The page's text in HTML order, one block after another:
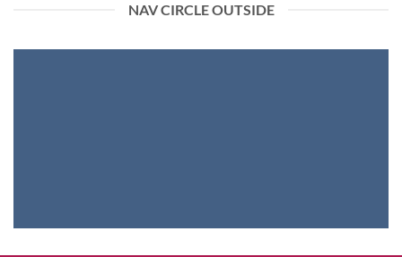
NAV CIRCLE OUTSIDE